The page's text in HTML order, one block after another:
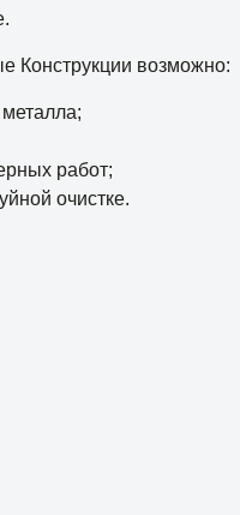
Конструкции возможно:
металла;
работ;
очистке.